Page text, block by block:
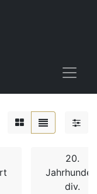
20.
div.